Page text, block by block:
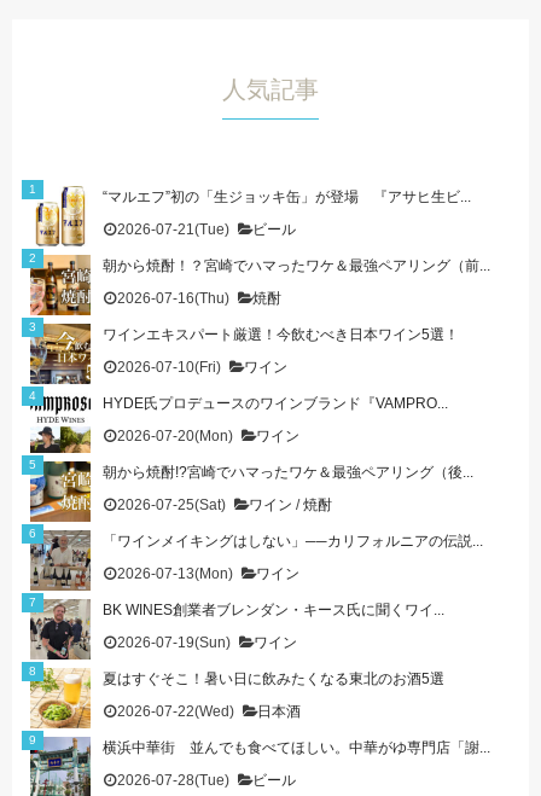
人気記事
“マルエフ”初の「生ジョッキ缶」が登場 『アサヒ生ビ...
2026-07-21(Tue)
ビール
朝から焼酎！？宮崎でハマったワケ＆最強ペアリング（前...
2026-07-16(Thu)
焼酎
ワインエキスパート厳選！今飲むべき日本ワイン5選！
2026-07-10(Fri)
ワイン
HYDE氏プロデュースのワインブランド『VAMPRO...
2026-07-20(Mon)
ワイン
朝から焼酎!?宮崎でハマったワケ＆最強ペアリング（後...
2026-07-25(Sat)
ワイン /焼酎
「ワインメイキングはしない」──カリフォルニアの伝説...
2026-07-13(Mon)
ワイン
BK WINES創業者ブレンダン・キース氏に聞くワイ...
2026-07-19(Sun)
ワイン
夏はすぐそこ！暑い日に飲みたくなる東北のお酒5選
2026-07-22(Wed)
日本酒
横浜中華街 並んでも食べてほしい。中華がゆ専門店「謝...
2026-07-28(Tue)
ビール